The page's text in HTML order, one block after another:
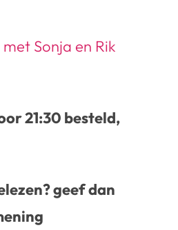
Sonja en Rik
21:30 besteld,
geef dan